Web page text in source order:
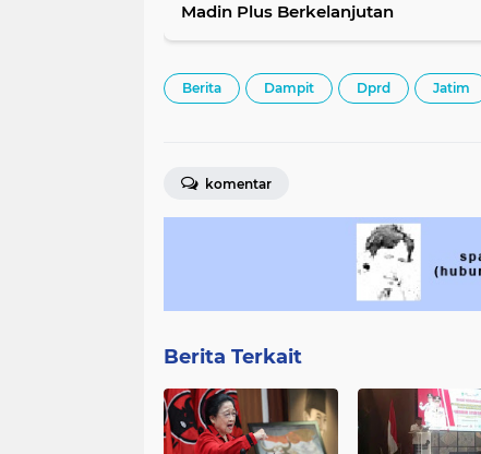
Madin Plus Berkelanjutan
Berita Dampit Dprd Jatim
komentar
Berita Terkait